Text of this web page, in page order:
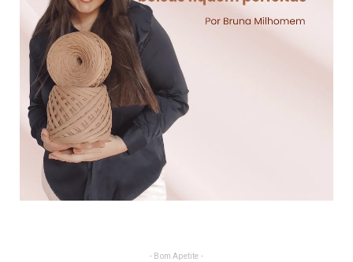
- Bom Apetite -